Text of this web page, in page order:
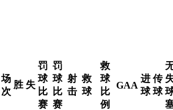
场
次
胜 失
罚
球
比
赛
罚
球
比
赛
射
击
救
球
救
球
比
例
GAA
进
球
传
球